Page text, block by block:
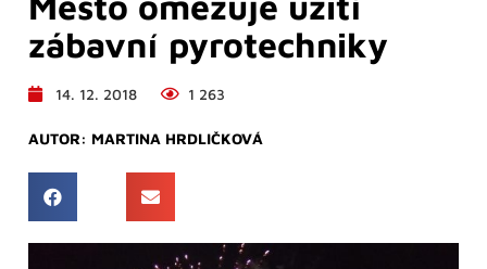
zábavní pyrotechniky
14. 12. 2018 1 263
AUTOR: MARTINA HRDLIČKOVÁ